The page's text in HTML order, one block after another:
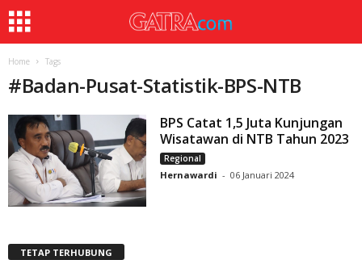
Home Tags
#Badan-Pusat-Statistik-BPS-NTB
BPS Catat 1,5 Juta Kunjungan
Wisatawan di NTB Tahun 2023
Regional
Hernawardi - 06 Januari 2024
TETAP TERHUBUNG